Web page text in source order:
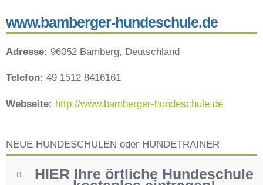
www.bamberger-hundeschule.de
Adresse: 96052 Bamberg, Deutschland
Telefon: 49 1512 8416161
Webseite: http://www.bamberger-hundeschule.de
NEUE HUNDESCHULEN oder HUNDETRAINER
HIER Ihre örtliche Hundeschule